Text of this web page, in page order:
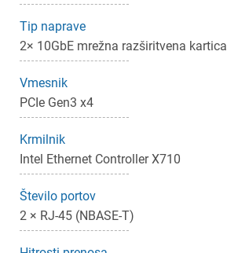
Tip naprave
2× 10GbE mrežna razširitvena kartica
Vmesnik
PCIe Gen3 x4
Krmilnik
Intel Ethernet Controller X710
Število portov
2 × RJ-45 (NBASE-T)
Prijava